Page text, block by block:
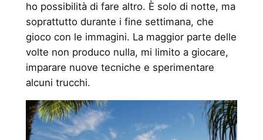
ho possibilità di fare altro. È solo di notte, ma
soprattutto durante i fine settimana, che
gioco con le immagini. La maggior parte delle
volte non produco nulla, mi limito a giocare,
imparare nuove tecniche e sperimentare
alcuni trucchi.